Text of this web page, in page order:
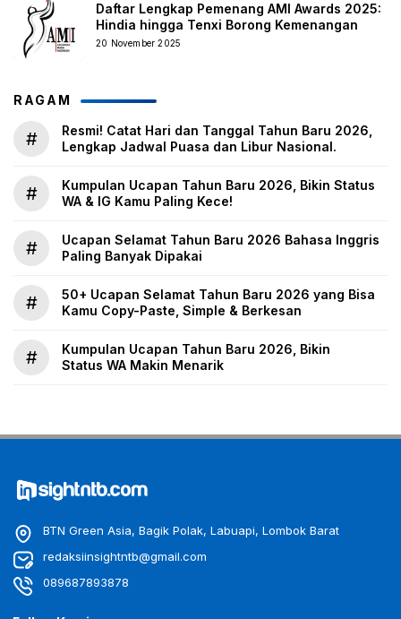
Daftar Lengkap Pemenang AMI Awards 2025:
Hindia hingga Tenxi Borong Kemenangan
20 November 2025
RAGAM
#
Resmi! Catat Hari dan Tanggal Tahun Baru 2026,
Lengkap Jadwal Puasa dan Libur Nasional.
#
Kumpulan Ucapan Tahun Baru 2026, Bikin Status
WA & IG Kamu Paling Kece!
#
Ucapan Selamat Tahun Baru 2026 Bahasa Inggris
Paling Banyak Dipakai
#
50+ Ucapan Selamat Tahun Baru 2026 yang Bisa
Kamu Copy-Paste, Simple & Berkesan
#
Kumpulan Ucapan Tahun Baru 2026, Bikin
Status WA Makin Menarik
BTN Green Asia, Bagik Polak, Labuapi, Lombok Barat
redaksiinsightntb@gmail.com
089687893878